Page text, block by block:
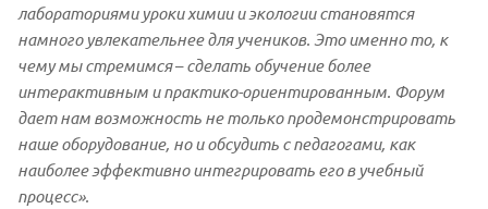
лабораториями уроки химии и экологии становятся
намного увлекательнее для учеников. Это именно то, к
чему мы стремимся–сделать обучение более
интерактивным и практико-ориентированным. Форум
дает нам возможность не только продемонстрировать
наше оборудование, но и обсудить с педагогами, как
наиболее эффективно интегрировать его в учебный
процесс».